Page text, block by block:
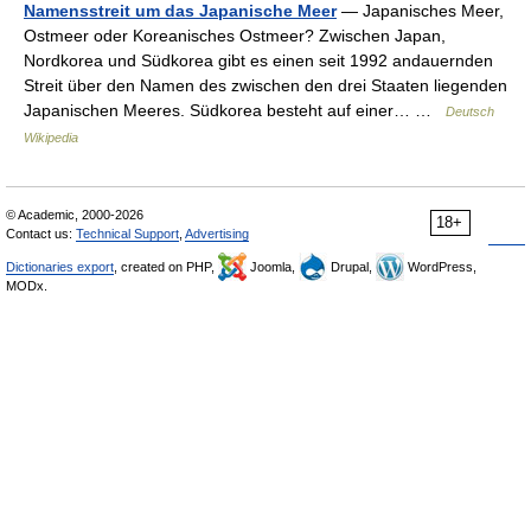
Namensstreit um das Japanische Meer— Japanisches Meer,
Ostmeer oder Koreanisches Ostmeer? Zwischen Japan,
Nordkorea und Südkorea gibt es einen seit 1992 andauernden
Streit über den Namen des zwischen den drei Staaten liegenden
Japanischen Meeres. Südkorea besteht auf einer… …
Deutsch
Wikipedia
18+
© Academic, 2000-2026
Contact us: Technical Support Advertising
Dictionaries export , created on PHP, Joomla, Drupal,
WordPress,
MODx.